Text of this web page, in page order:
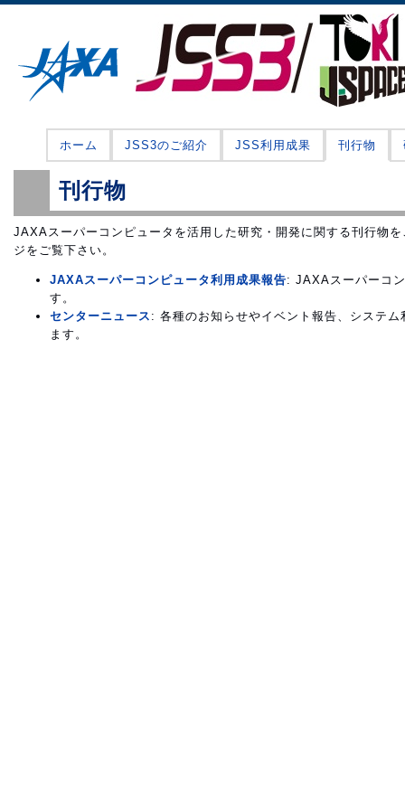
ホーム JSS3のご紹介 JSS利用成果 刊行物
刊行物
JAXAスーパーコンピュータを活用した研究・開発に関する刊行物
ジをご覧下さい。
JAXAスーパーコンピュータ利用成果報告: JAXAスーパーコ
す。
センターニュース : 各種のお知らせやイベント報告、システ
ます。